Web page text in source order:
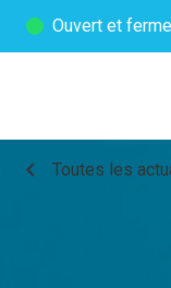
Ouvert et
chevron_left Toutes les